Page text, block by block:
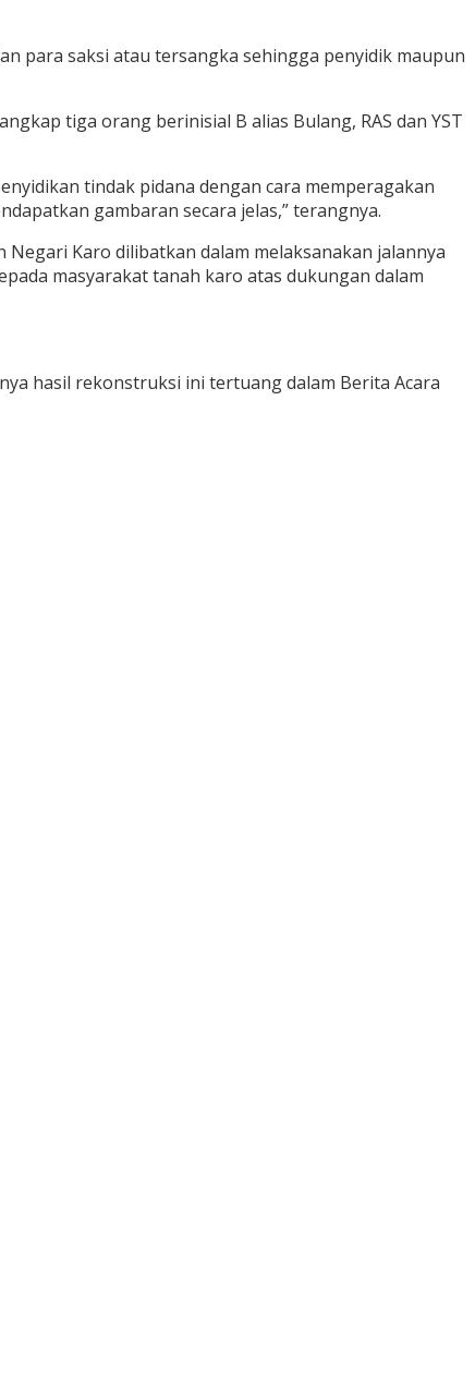
para saksi atau tersangka sehingga penyidik maupun
tiga orang berinisial B alias Bulang, RAS dan YST
tindak pidana dengan cara memperagakan
gambaran secara jelas,” terangnya.
Karo dilibatkan dalam melaksanakan jalannya
masyarakat tanah karo atas dukungan dalam
hasil rekonstruksi ini tertuang dalam Berita Acara